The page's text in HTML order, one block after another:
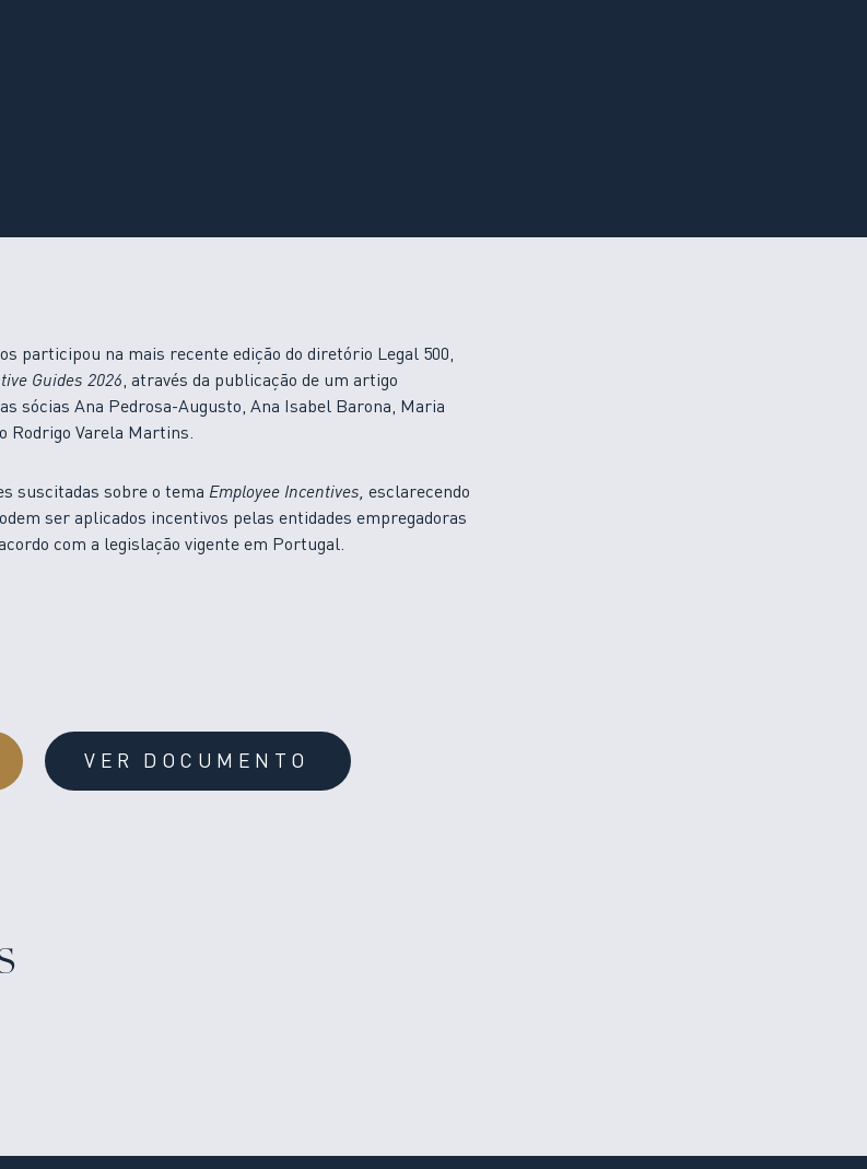
participou na mais recente edição do diretório Legal 500,
Guides 2026, através da publicação de um artigo
sócias Ana Pedrosa-Augusto, Ana Isabel Barona, Maria
Rodrigo Varela Martins.
suscitadas sobre o tema Employee Incentives, esclarecendo
ser aplicados incentivos pelas entidades empregadoras
com a legislação vigente em Portugal.
VER DOCUMENTO